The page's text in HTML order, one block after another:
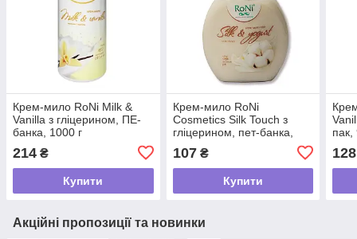
Крем-мило RoNi Milk &
Vanilla з гліцерином, ПЕ-
банка, 1000 г
214 ₴
Купити
Крем-мило RoNi
Cosmetics Silk Touch з
гліцерином, пет-банка,
107₴
Купити
пак,
128
Акційні пропозиції та новинки